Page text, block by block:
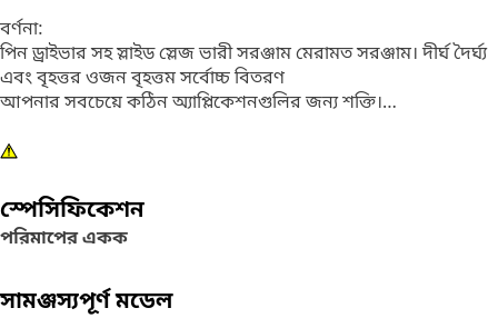
বর্ণনা:
পিন ড্রাইভার সহ স্লাইড স্লেজ ভারী সরঞ্জাম মেরামত সরঞ্জাম। দীর্ঘ দৈর্ঘ্য
এবং বৃহত্তর ওজন বৃহত্তম সর্বোচ্চ বিতরণ
আপনার সবচেয়ে কঠিন অ্যাপ্লিকেশনগুলির জন্য শক্তি।
বৈশিষ্ট্যসমূহ:
পিন ড্রাইভার এবং নাইলন স্টোরেজ ব্যাগ সহ স্লাইড স্লেজ হাতুড়ি।
প্রয়োগ:
আপনার মালিকের ম্যানুয়ালের সাথে পরামর্শ করুন বা আরও তথ্যের
স্পেসিফিকেশন
পরিমাপের একক
সামঞ্জস্যপূর্ণ মডেল